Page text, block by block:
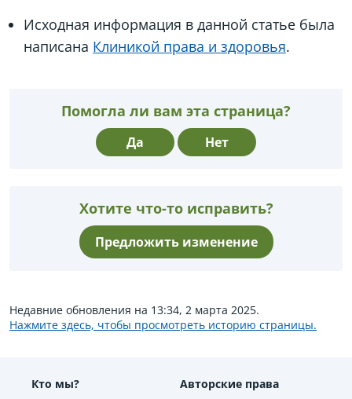
Исходная информация в данной статье была
написана Клиникой права и здоровья.
Помогла ли вам эта страница?
Да Нет
Хотите что-то исправить?
Предложить изменение
Недавние обновления на 13:34, 2 марта 2025.
Нажмите здесь, чтобы просмотреть историю страницы.
Кто мы? Авторские права